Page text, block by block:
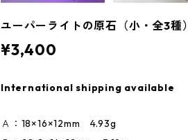
ユーパーライトの原石（小・全3種）
¥3,400
International shipping available
Ａ：18×16×12mm 4.93g